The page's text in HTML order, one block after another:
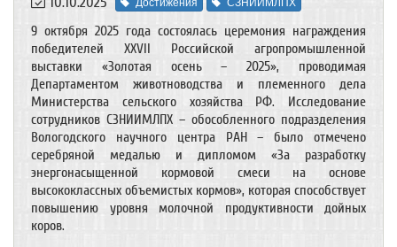
9 октября 2025 года состоялась церемония награждения
победителей XXVII Российской агропромышленной
выставки «Золотая осень – 2025», проводимая
Департаментом животноводства и племенного дела
Министерства сельского хозяйства РФ. Исследование
сотрудников СЗНИИМЛПХ – обособленного подразделения
Вологодского научного центра РАН – было отмечено
серебряной медалью и дипломом «За разработку
энергонасыщенной кормовой смеси на основе
высококлассных объемистых кормов», которая способствует
повышению уровня молочной продуктивности дойных
коров.